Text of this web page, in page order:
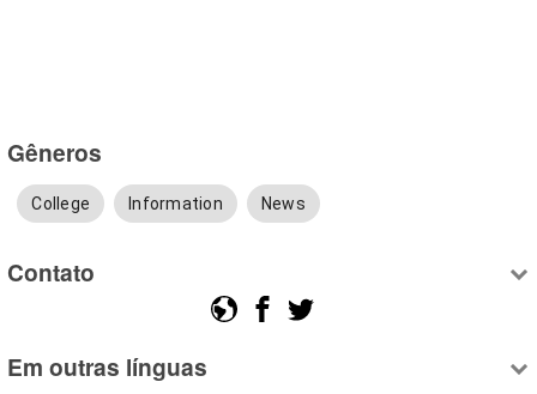
Gêneros
College Information News
Contato
Em outras línguas